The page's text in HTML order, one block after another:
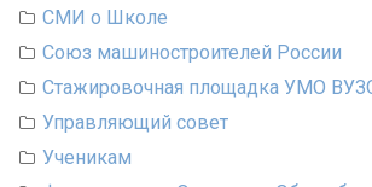
СМИ о Школе
Союз машиностроителей России
Стажировочная площадка УМО
Управляющий совет
Ученикам